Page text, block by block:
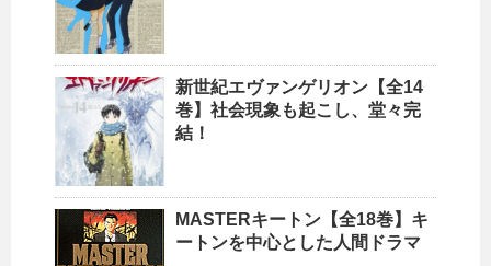
新世紀エヴァンゲリオン【全14
巻】社会現象も起こし、堂々完
結！
MASTERキートン【全18巻】キ
ートンを中心とした人間ドラマ